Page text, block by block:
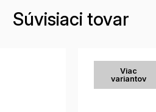
Súvisiaci tovar
Viac
variantov